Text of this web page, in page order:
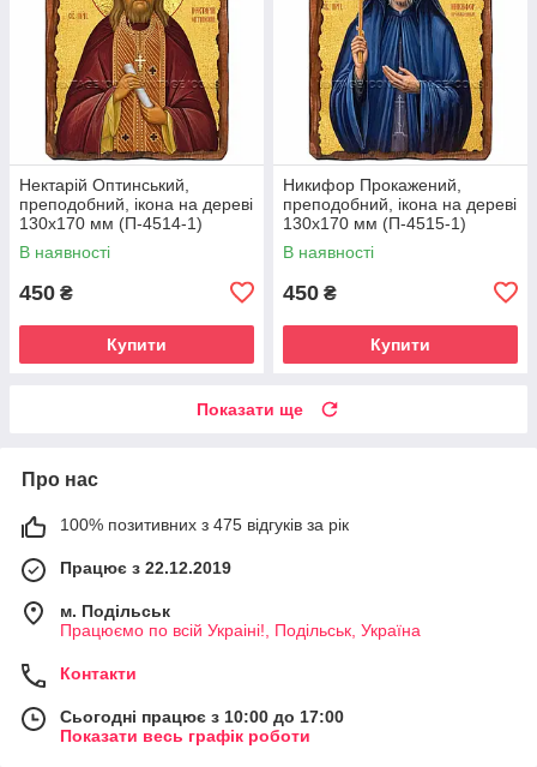
Нектарій Оптинський,
преподобний, ікона на дереві
130х170 мм (П-4514-1)
В наявності
450 ₴
Купити
Никифор Прокажений,
преподобний, ікона на дереві
130х170 мм (П-4515-1)
В наявності
450 ₴
Купити
Показати ще
Про нас
100% позитивних з 475 відгуків за рік
Працює з 22.12.2019
м. Подільськ
Працюємо по всій Украіні!, Подільськ, Україна
Контакти
Сьогодні працює з 10:00 до 17:00
Показати весь графік роботи